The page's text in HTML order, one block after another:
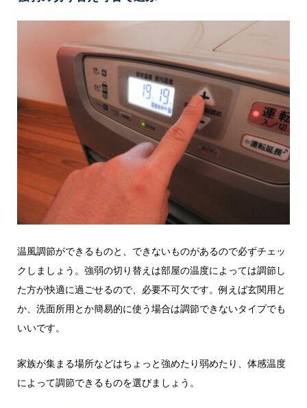
温風調節ができるものと、できないものがあるので必ずチェッ
クしましょう。強弱の切り替えは部屋の温度によっては調節し
た方が快適に過ごせるので、必要不可欠です。例えば玄関用と
か、洗面所用とか簡易的に使う場合は調節できないタイプでも
いいです。
家族が集まる場所などはちょっと強めたり弱めたり、体感温度
によって調節できるものを選びましょう。